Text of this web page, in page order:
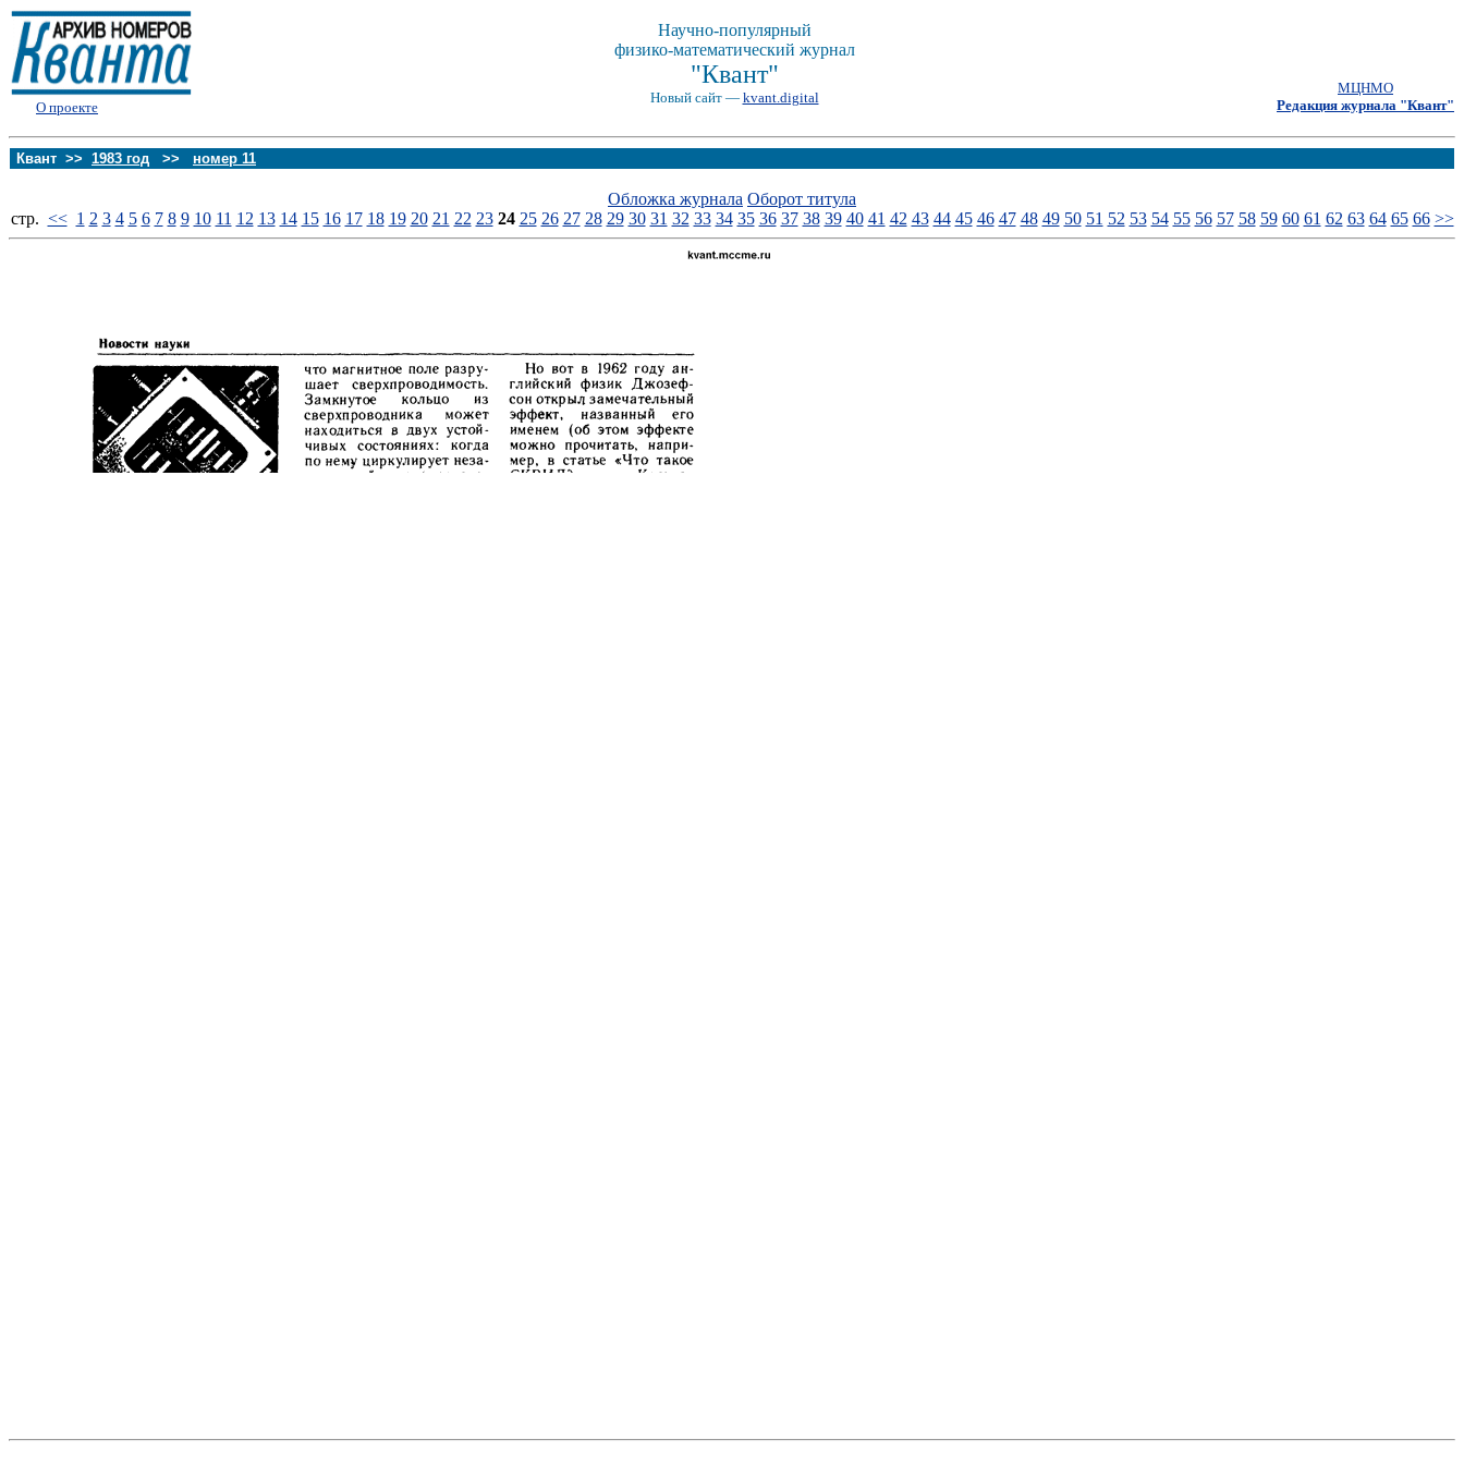
О проекте
Научно-популярный
физико-математический журнал
"Квант"
Новый сайт — kvant.digital
МЦНМО
Редакция журнала "Квант"
Квант >> 1983 год >> номер 11
Обложка журнала Оборот титула
стp. << 1 2 3 4 5 6 7 8 9 10 11 12 13 14 15 16 17 18 19 20 21 22 23 24 25 26 27 28 29 30 31 32 33 34 35 36 37 38 39 40 41 42 43 44 45 46 47 48 49 50 51 52 53 54 55 56 57 58 59 60 61 62 63 64 65 66 >>